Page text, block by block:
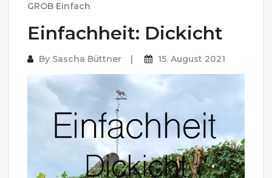
GROB Einfach
Einfachheit: Dickicht
By Sascha Büttner 15. August 2021